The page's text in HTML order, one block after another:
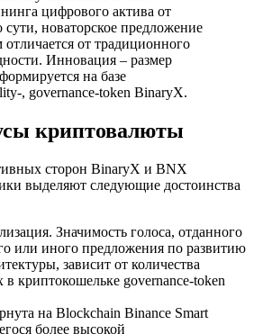
цифрового актива от
новаторское предложение
от традиционного
Инновация – размер
на базе
, governance-token BinaryX.
криптовалюты
сторон BinaryX и BNX
выделяют следующие достоинства
Значимость голоса, отданного
или иного предложения по развитию
зависит от количества
в криптокошельке governance-token
на Blockchain Binance Smart
более высокой